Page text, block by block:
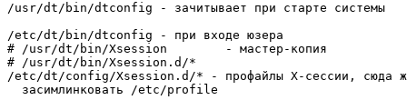
/usr/dt/bin/dtconfig - зачитывает при старте системы
/etc/dt/bin/dtconfig - при входе юзера
# /usr/dt/bin/Xsession        - мастер-копия
# /usr/dt/bin/Xsession.d/*
/etc/dt/config/Xsession.d/* - профайлы X-сессии, сюда
  засимлинковать /etc/profile